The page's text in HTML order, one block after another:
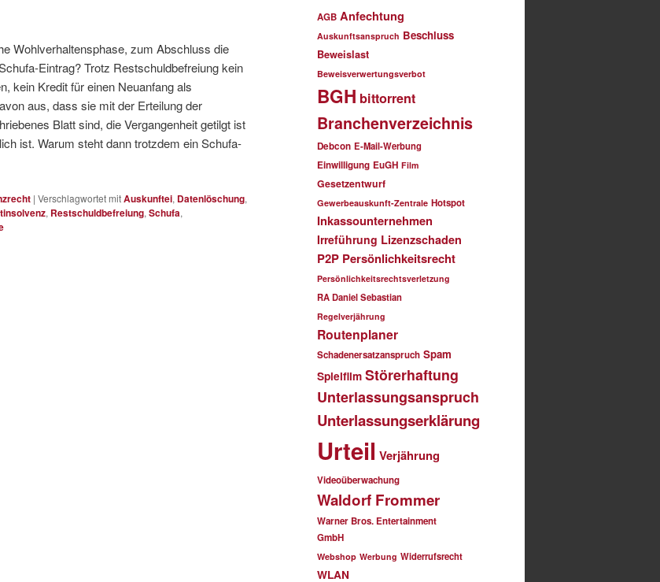
Wohlverhaltensphase, zum Abschluss die
Eintrag? Trotz Restschuldbefreiung kein
kein Kredit für einen Neuanfang als
aus, dass sie mit der Erteilung der
Blatt sind, die Vergangenheit getilgt ist
ist. Warum steht dann trotzdem ein Schufa-
| Verschlagwortet mitAuskunftei, Datenlöschung,
, Restschuldbefreiung, Schufa,
AGB Anfechtung
Auskunftsanspruch Beschluss
Beweislast
Beweisverwertungsverbot
BGH bittorrent
Branchenverzeichnis
Debcon E-Mail-Werbung
Einwilligung EuGH Film
Gesetzentwurf
Gewerbeauskunft-Zentrale Hotspot
Inkassounternehmen
Irreführung Lizenzschaden
P2P Persönlichkeitsrecht
Persönlichkeitsrechtsverletzung
RA Daniel Sebastian
Regelverjährung
Routenplaner
Schadenersatzanspruch Spam
Spielfilm Störerhaftung
Unterlassungsanspruch
Unterlassungserklärung
Urteil Verjährung
Videoüberwachung
Waldorf Frommer
Warner Bros. Entertainment
GmbH
Webshop Werbung Widerrufsrecht
WLAN